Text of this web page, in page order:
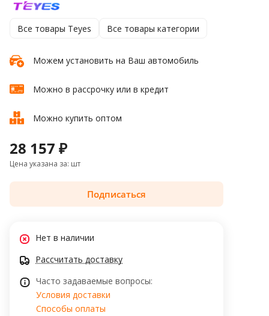
Все товары Teyes Все товары категории
Можем установить на Ваш автомобиль
Можно в рассрочку или в кредит
Можно купить оптом
28 157 ₽
Цена указана за: шт
Подписаться
Нет в наличии
Рассчитать доставку
Часто задаваемые вопросы:
Условия доставки
Способы оплаты